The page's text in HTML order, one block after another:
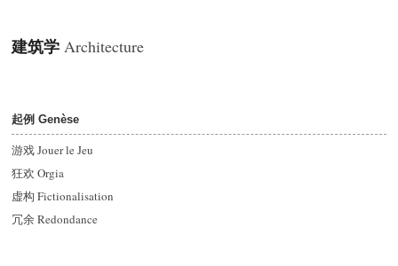
建筑学Architecture
起例 Genèse
游戏 Jouer le Jeu
狂欢 Orgia
虚构 Fictionalisation
冗余 Redondance